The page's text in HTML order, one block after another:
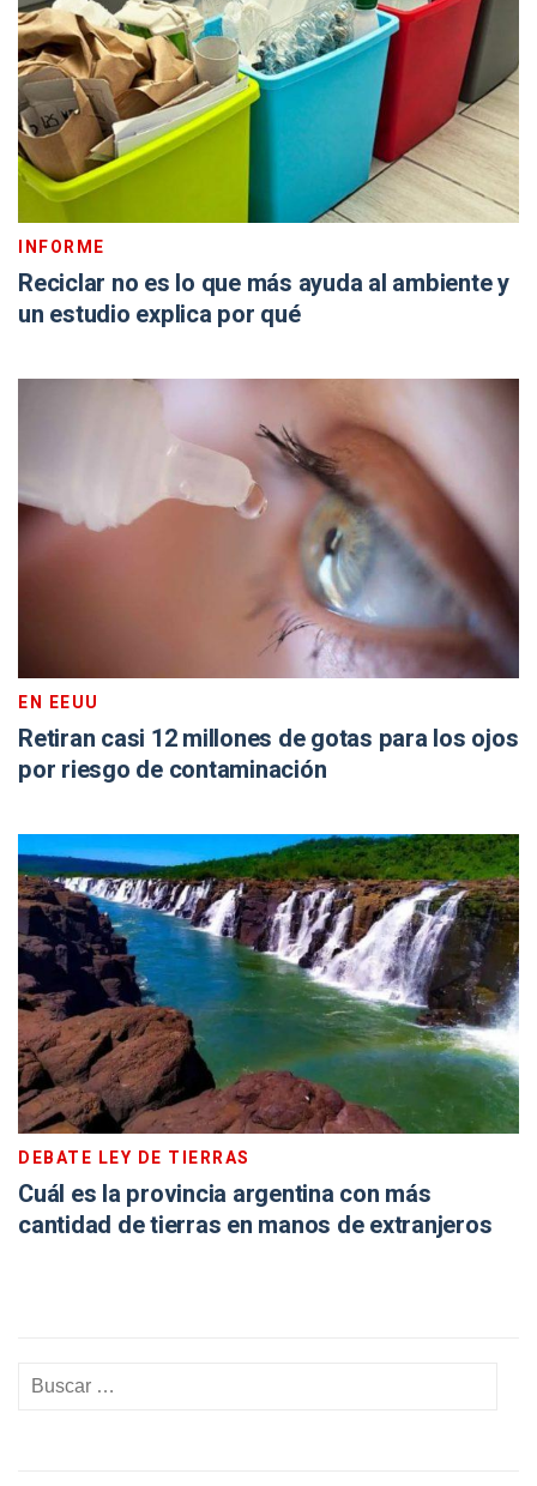
INFORME
Reciclar no es lo que más ayuda al ambiente y
un estudio explica por qué
EN EEUU
Retiran casi 12 millones de gotas para los ojos
por riesgo de contaminación
DEBATE LEY DE TIERRAS
Cuál es la provincia argentina con más
cantidad de tierras en manos de extranjeros